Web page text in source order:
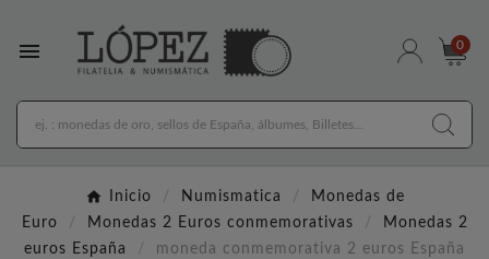
 0
Inicio Numismatica
Monedas de
Euro
Monedas 2 Euros conmemorativas
Monedas 2
euros España
moneda conmemorativa 2 euros España